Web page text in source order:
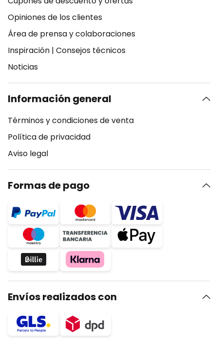
Opiniones de los clientes
Área de prensa y colaboraciones
Inspiración | Consejos técnicos
Noticias
Información general
Términos y condiciones de venta
Política de privacidad
Aviso legal
Formas de pago
Envíos realizados con